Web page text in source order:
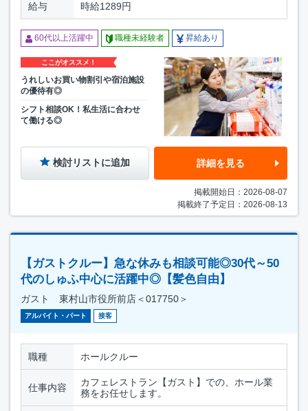
給与 時給1289円
60代以上活躍中 職種未経験者 昇給あり
ここがオススメ！
うれしいお買い物割引や宿泊施設
の優待有◎
シフト相談OK！私生活に合わせ
て働ける◎
検討リストに追加 詳細を見る
掲載開始日：2026-08-07
掲載終了予定日：2026-08-13
【ガストクルー】急な休みも相談可能◎30代～50
代のしゅふ中心に活躍中◎【髪色自由】
ガスト 東村山市役所前店＜017750＞
アルバイト・パート 接客
職種 ホールクルー
仕事内容
カフェレストラン【ガスト】での、ホール業
務をお任せします。